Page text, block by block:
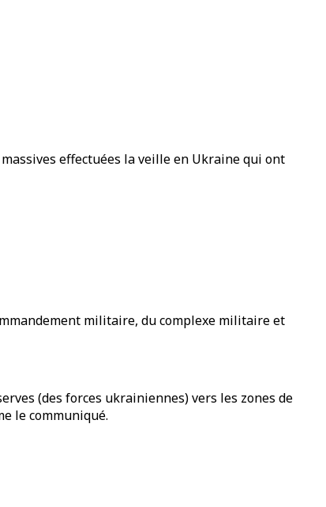
effectuées la veille en Ukraine qui ont
militaire, du complexe militaire et
(des forces ukrainiennes) vers les zones de
le communiqué.